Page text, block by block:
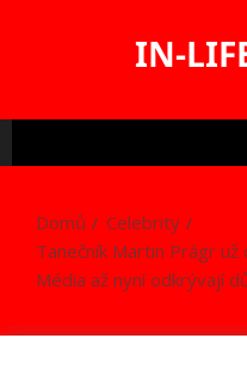
IN-
Domů
Celebrity
Tanečník Martin Prágr
Média až nyní odkrývají